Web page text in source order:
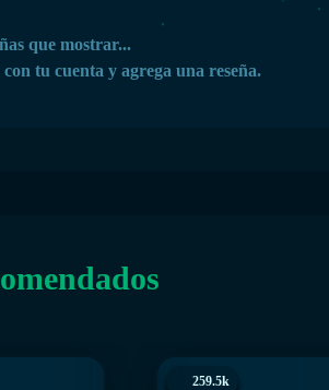
que mostrar...
tu cuenta y agrega una reseña.
259.5k